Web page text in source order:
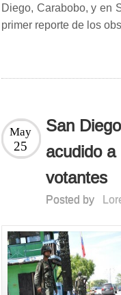
Diego, Carabobo, y en
primer reporte de los
San
acudido
votantes
May
25
Posted by